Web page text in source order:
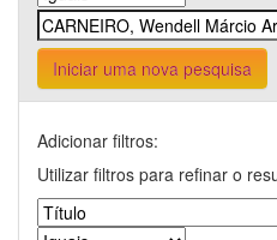
Iniciar uma nova pesquisa
Adicionar filtros:
Utilizar filtros para refinar o